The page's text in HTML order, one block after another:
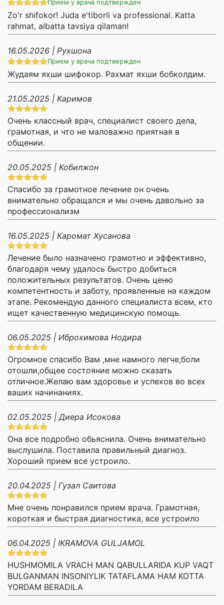
Прием у врача подтвержден
Zo'r shifokor! Juda e'tiborli va professional. Katta
rahmat, albatta tavsiya qilaman!
16.05.2026 | Рухшона
Прием у врача подтвержден
Жудаям яхши шифокор. Рахмат яхши бобколдим.
21.05.2025 | Каримов
Очень классный врач, специалист своего дела,
грамотная, и что не маловажно приятная в
общении.
20.05.2025 | Кобилжон
Спасибо за грамотное лечение он очень
внимательно обращался и мы очень давольно за
профессионализм
16.05.2025 | Каромат Хусанова
Лечение было назначено грамотно и эффективно,
благодаря чему удалось быстро добиться
положительных результатов. Очень ценю
компетентность и заботу, проявленные на каждом
этапе. Рекомендую данного специалиста всем, кто
ищет качественную медицинскую помощь.
06.05.2025 | Иброхимова Нодира
Огромное спасибо Вам ,мне намного легче,боли
отошли,общее состояние можно сказать
отличное.Желаю вам здоровье и успехов во всех
ваших начинаниях.
02.05.2025 | Диера Исокова
Она все подробно обьяснила. Очень внимательно
выслушила. Поставила правильный диагноз.
Хороший прием все устроило.
20.04.2025 | Гузал Саитова
Мне очень понравился прием врача. Грамотная,
короткая и быстрая диагностика, все устроило
06.04.2025 | IKRAMOVA GULJAMOL
HUSHMOMILA VRACH MAN QABULLARIDA KUP VAQT
BULGANMAN INSONIYLIK TATAFLAMA HAM KOTTA
YORDAM BERADILA